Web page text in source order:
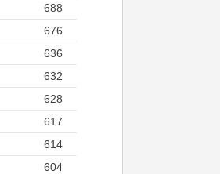
688
676
636
632
628
617
614
604